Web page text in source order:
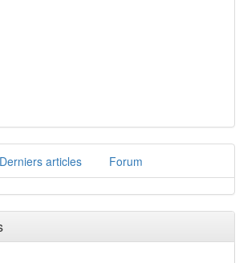
Derniers articles Forum